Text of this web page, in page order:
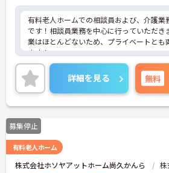
有料老人ホームでの相談員および、介護業
です！相談員業務を中心に行っていただき
業はほとんどないため、プライベートとも
ます！
ご興味ある方には、面接のポイントなど、
細をお話致しますのでお気軽にご相談くだ
詳細を見る 無料
募集停止
有料老人ホーム
株式会社ホソヤアットホーム尚久かんら 株